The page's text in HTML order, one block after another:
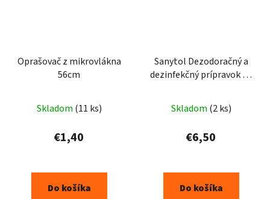
Oprašovač z mikrovlákna
56cm
Skladom (11 ks)
€1,40
Do košíka
Sanytol Dezodoračný a
dezinfekčný prípravok na
Skladom (2 ks)
€6,50
Do košíka